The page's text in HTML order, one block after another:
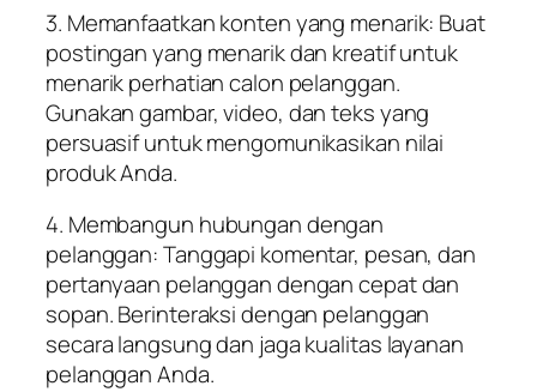
3. Memanfaatkan konten yang menarik: Buat
postingan yang menarik dan kreatif untuk
menarik perhatian calon pelanggan.
Gunakan gambar, video, dan teks yang
persuasif untuk mengomunikasikan nilai
produk Anda.
4. Membangun hubungan dengan
pelanggan: Tanggapi komentar, pesan, dan
pertanyaan pelanggan dengan cepat dan
sopan. Berinteraksi dengan pelanggan
secara langsung dan jaga kualitas layanan
pelanggan Anda.